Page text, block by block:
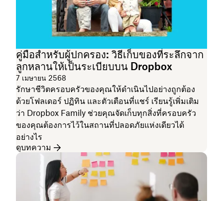
คู่มือสำหรับผู้ปกครอง: วิธีเก็บของที่ระลึกจาก
ลูกหลานให้เป็นระเบียบบน Dropbox
7 เมษายน 2568
รักษาชีวิตครอบครัวของคุณให้ดำเนินไปอย่างถูกต้อง
ด้วยโฟลเดอร์ ปฏิทิน และตัวเตือนที่แชร์ เรียนรู้เพิ่มเติม
ว่า Dropbox Family ช่วยคุณจัดเก็บทุกสิ่งที่ครอบครัว
ของคุณต้องการไว้ในสถานที่ปลอดภัยแห่งเดียวได้
อย่างไร
ดูบทความ